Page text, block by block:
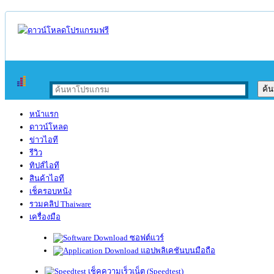
หน้าแรก
ดาวน์โหลด
ข่าวไอที
รีวิว
ทิปส์ไอที
สินค้าไอที
เช็ครอบหนัง
รวมคลิป Thaiware
เครื่องมือ
ซอฟต์แวร์
แอปพลิเคชันบนมือถือ
เช็คความเร็วเน็ต (Speedtest)